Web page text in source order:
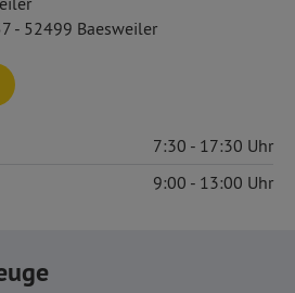
- 52499 Baesweiler
7:30 17:30
9:00 13:00